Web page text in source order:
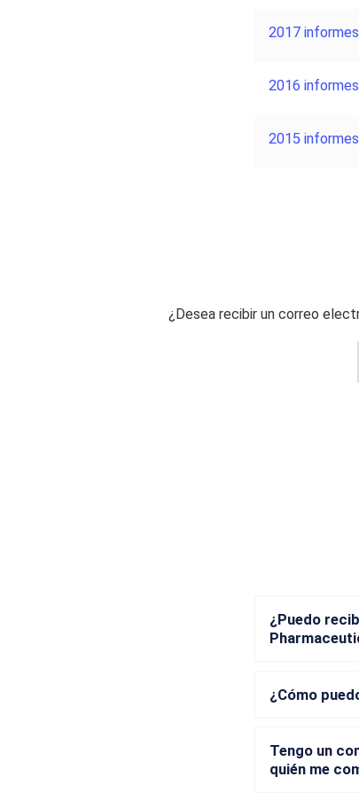
2017
2016
2015
¿Desea recibir un correo
¿Puedo
¿Cómo
Tengo un
quién me